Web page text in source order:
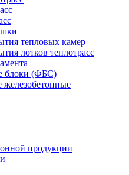
тепловых камер
лотков теплотрасс
блоки (ФБС)
железобетонные
продукции